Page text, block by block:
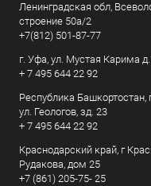
Ленинградская обл,
строение 50а/2
+7(812) 501-87-77
г. Уфа, ул. Мустая Карима
+ 7 495 644 22 92
Республика
ул. Геологов, зд. 23
+ 7 495 644 22 92
Краснодарский край, г
Рудакова, дом 25
+7 (861) 205-75- 25